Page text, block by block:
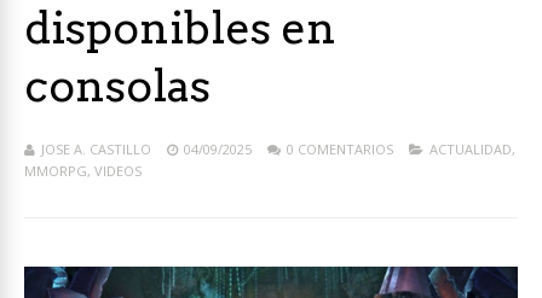
disponibles en
consolas
JOSE A. CASTILLO 04/09/2025 0 COMENTARIOS ACTUALIDAD,
MMORPG, VIDEOS